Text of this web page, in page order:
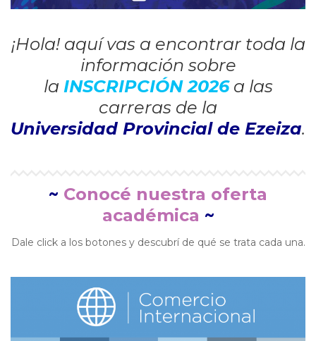
¡Hola! aquí vas a encontrar toda la
información sobre
la INSCRIPCIÓN 2026a las
carreras de la
Universidad Provincial de Ezeiza.
~ Conocé nuestra oferta
académica ~
Dale click a los botones y descubrí de qué se trata cada una.